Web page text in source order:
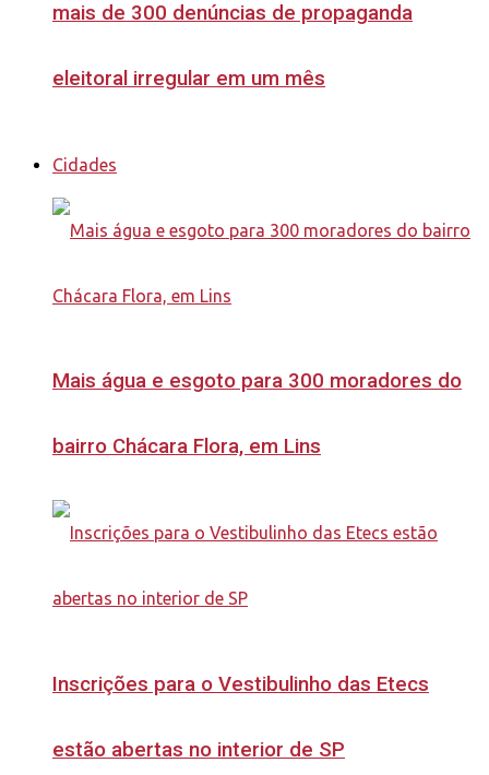
mais de 300 denúncias de propaganda
eleitoral irregular em um mês
Cidades
Mais água e esgoto para 300 moradores do
bairro Chácara Flora, em Lins
Inscrições para o Vestibulinho das Etecs
estão abertas no interior de SP